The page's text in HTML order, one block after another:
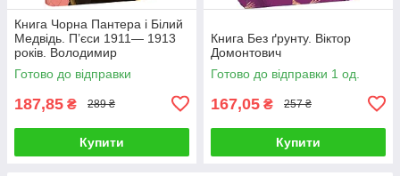
Книга Чорна Пантера i Білий
Медвідь. П’єси 1911— 1913
років. Володимир
Винниченко
Готово до відправки
187,85 ₴ 289 ₴
Купити
Книга Без ґрунту. Віктор
Домонтович
Готово до відправки 1 од.
167,05 ₴ 257 ₴
Купити